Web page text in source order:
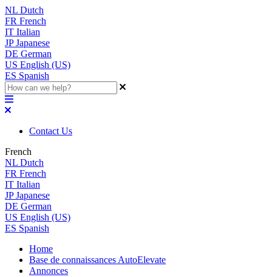
NL Dutch
FR French
IT Italian
JP Japanese
DE German
US English (US)
ES Spanish
Contact Us
French
NL Dutch
FR French
IT Italian
JP Japanese
DE German
US English (US)
ES Spanish
Home
Base de connaissances AutoElevate
Annonces